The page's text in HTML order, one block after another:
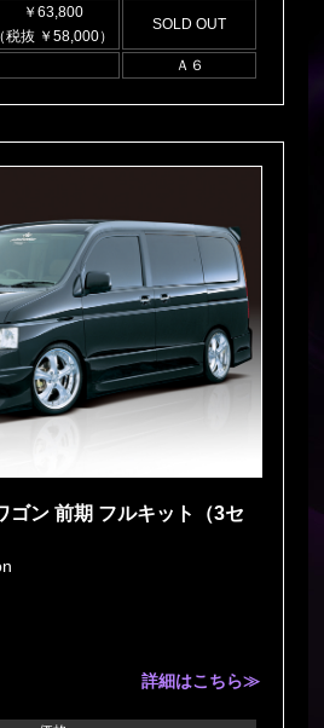
￥63,800
（税抜 ￥58,000）
SOLD OUT
Ａ６
ゴン 前期 フルキット（3セ
詳細はこちら≫